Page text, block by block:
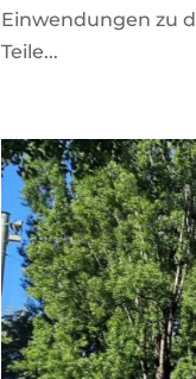
Einwendungen zu
Teile...